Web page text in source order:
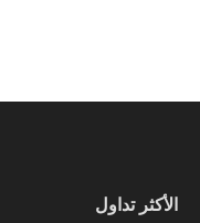
الأكثر تداول